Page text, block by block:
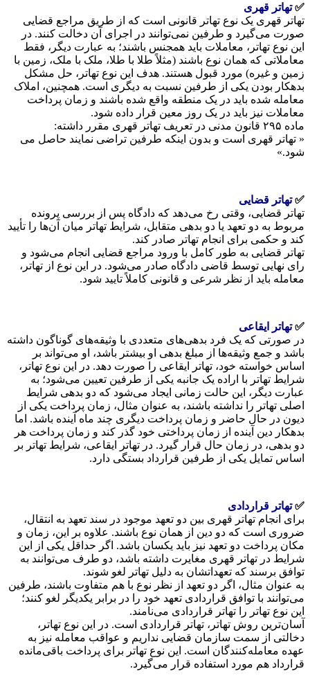
✅تهاتر قهری
تهاتر قهری یک نوع تهاتر قانونی است که از طریق مراجع قضایی
صورت می‌گیرد و طرفین نمی‌توانند در اجرای آن دخالت کنند. در
این نوع تهاتر، معاملات باید همجنس باشند؛ به عبارت دیگر، فقط
معاملاتی که همان نوع باشند (مثلاً طلا با طلا، ملک با ملک، زمین با
زمین و غیره) مورد قبول هستند. هدف این نوع تهاتر، حل مشکل
بدهکار بودن یکی از طرفین نسبت به دیگری است. همچنین، املاک
معامله شده باید در یک منطقه واقع شده باشند و زمان پرداخت
معاملات نیز باید در یک روز معین قرار داده شود.
ماده ۲۹۵ قانون مدنی در تعریف تهاتر قهری مقرر داشته:
« تهاتر قهری است و بدون اینکه طرفین تراضی نمایند حاصل می
شود.»
✅تهاتر قضایی
تهاتر قضایی، وقتی رخ می‌دهد که دادگاه پس از بررسی پرونده
مربوط به دو تعهد یا دو بدهی متقابل، شرایط تهاتر میان آن‌ها را تأیید
کند و حکمی برای انجام تهاتر صادر کند.
تهاتر قضایی به طور کامل با ورود مراجع قضایی انجام می‌شود و
رای نهایی توسط قاضی دادگاه صادر می‌شود. در این نوع از تهاتر،
معامله باید از نظر شرعی و قانونی کاملاً تایید شود.
✅تهاتر ایقاعی
در صورتی که یک فرد بدهی‌های متعددی با وثیقه‌های گوناگون داشته
باشد و جمع وثیقه‌ها از مبلغ بدهی او بیشتر باشد، او می‌تواند بر
اساس خواسته خود، تهاتر ایقاعی را صورت دهد. در این نوع تهاتر،
شرایط تهاتر با اراده یک جانبه یکی از طرفین تعیین می‌شود؛ به
عبارت دیگر، این حالت زمانی ایجاد می‌شود که دو بدهی شرایط
اصلی تهاتر را نداشته باشند، به عنوان مثال، زمان پرداخت یکی از
دیون در حال حاضر و زمان پرداخت دیگری چند ماه آینده باشد. اما
بدهکار دین آینده از زمان پرداختی خود گذر کند و زمان پرداخت هر
دو بدهی، در زمان حال قرار گیرد. در تهاتر ایقاعی، شرایط تهاتر بر
اساس تمایل یکی از طرفین قرارداد بستگی دارد.
✅تهاتر قراردادی
برای انجام تهاتر قهری بین دو تعهد موجود در سند تعهد به انتقال،
ضروری است که دو دین از همان نوع باشند. علاوه بر این، زمان و
مکان پرداخت دو تعهد نیز باید یکسان باشد. اگر حداقل یکی از این
شرایط در تهاتر قهری مغایرت داشته باشد، دو طرف می‌توانند به
توافق برسند که تعهداتشان به دلیل تهاتر لغو شوند.
به عنوان مثال، اگر دو تعهد از نظر نوع با هم متفاوت باشند، طرفین
می‌توانند با توافق قراردادی تعهد خود را در برابر یکدیگر لغو کنند؛
این نوع تهاتر را تهاتر قراردادی می‌نامند.
آسان‌ترین روش تهاتر، تهاتر قراردادی است. در این نوع تهاتر،
دخالتی از سمت سازمان قضایی نداریم و عواقب معامله نیز به
عهده معامله‌کنندگان است. این نوع تهاتر برای پرداخت باقی‌مانده
قرارداد هم مورد استفاده قرار می‌گیرد.